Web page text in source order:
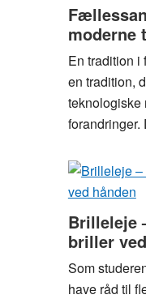
som
en
og
bliv
klar
til
moderne
En tradition
en tradition,
teknologiske
Brilleleje
briller
Som
have råd til